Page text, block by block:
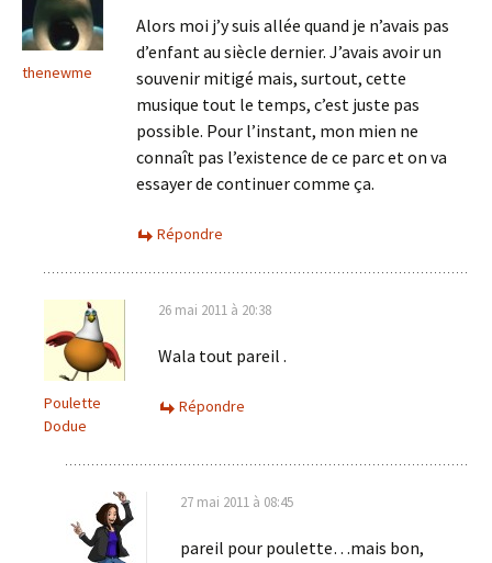
thenewme
Alors moi j’y suis allée quand je n’avais pas
d’enfant au siècle dernier. J’avais avoir un
souvenir mitigé mais, surtout, cette
musique tout le temps, c’est juste pas
possible. Pour l’instant, mon mien ne
connaît pas l’existence de ce parc et on va
essayer de continuer comme ça.
Répondre
Poulette
Dodue
26 mai 2011 à 20:38
Wala tout pareil .
Répondre
27 mai 2011 à 08:45
pareil pour poulette…mais bon,